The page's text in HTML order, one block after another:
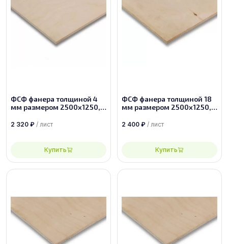
ФСФ фанера толщиной 4
мм размером 2500х1250,
2 320 ₽ / лист
Купить
ФСФ фанера толщиной 18
мм размером 2500х1250,
2 400 ₽ / лист
Купить